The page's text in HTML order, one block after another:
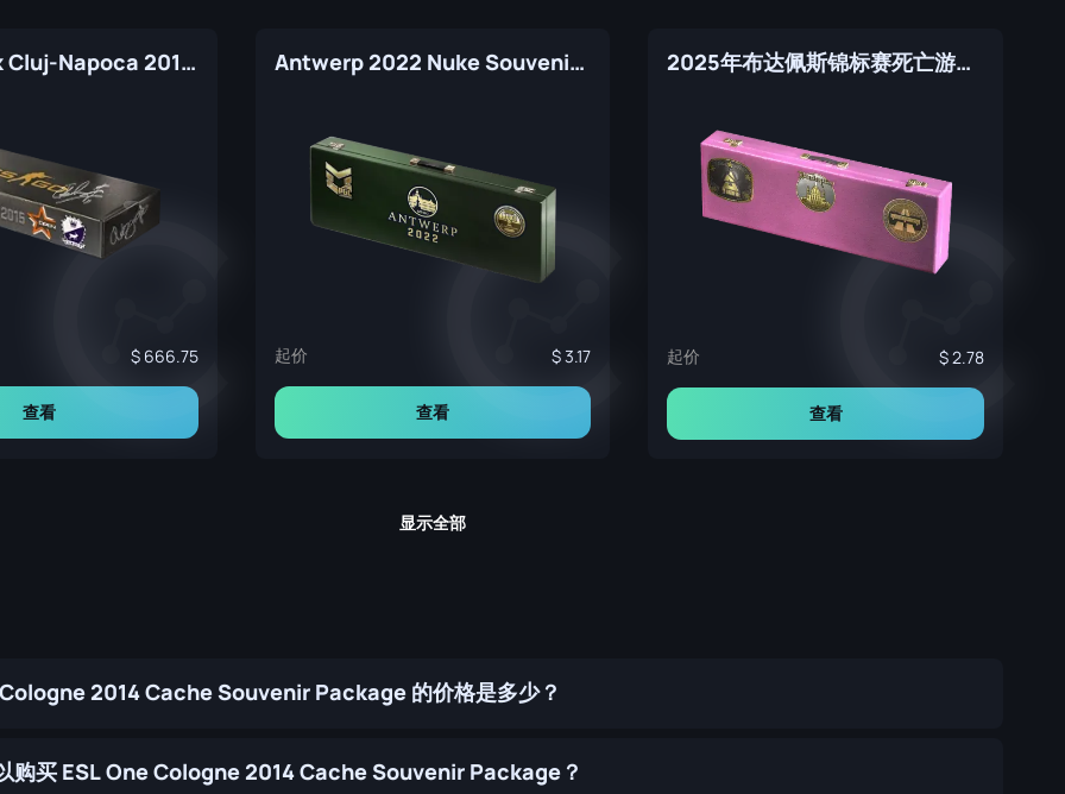
DreamHack Cluj-Napoca 2015 Cobblestone Souvenir Package
666.75
查看
Antwerp 2022 Nuke Souvenir Package
起价 3.17
查看
2025年布达佩斯锦标赛死亡游乐园纪念包
起价 2.78
查看
显示全部
2014 Cache Souvenir Package 的价格是多少？
购买 ESL One Cologne 2014 Cache Souvenir Package？